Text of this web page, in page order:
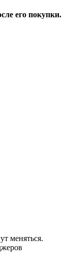
его покупки.
меняться.